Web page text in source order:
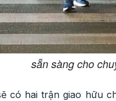
sẵn sàng cho
có hai trận giao hữu